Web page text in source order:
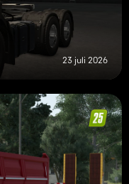
23 juli 2026